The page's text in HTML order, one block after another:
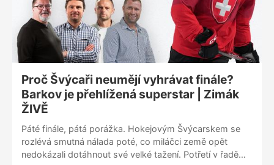
Proč Švýcaři neumějí vyhrávat finále?
Barkov je přehlížená superstar | Zimák
ŽIVĚ
Páté finále, pátá porážka. Hokejovým Švýcarskem se
rozlévá smutná nálada poté, co miláčci země opět
nedokázali dotáhnout své velké tažení. Potřetí v řadě